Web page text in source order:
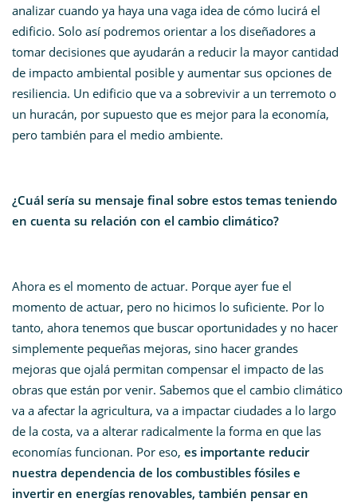
analizar cuando ya haya una vaga idea de cómo lucirá el
edificio. Solo así podremos orientar a los diseñadores a
tomar decisiones que ayudarán a reducir la mayor cantidad
de impacto ambiental posible y aumentar sus opciones de
resiliencia. Un edificio que va a sobrevivir a un terremoto o
un huracán, por supuesto que es mejor para la economía,
pero también para el medio ambiente.
¿Cuál sería su mensaje final sobre estos temas teniendo
en cuenta su relación con el cambio climático?
Ahora es el momento de actuar. Porque ayer fue el
momento de actuar, pero no hicimos lo suficiente. Por lo
tanto, ahora tenemos que buscar oportunidades y no hacer
simplemente pequeñas mejoras, sino hacer grandes
mejoras que ojalá permitan compensar el impacto de las
obras que están por venir. Sabemos que el cambio climático
va a afectar la agricultura, va a impactar ciudades a lo largo
de la costa, va a alterar radicalmente la forma en que las
economías funcionan. Por eso, es importante reducir
nuestra dependencia de los combustibles fósiles e
invertir en energías renovables, también pensar en